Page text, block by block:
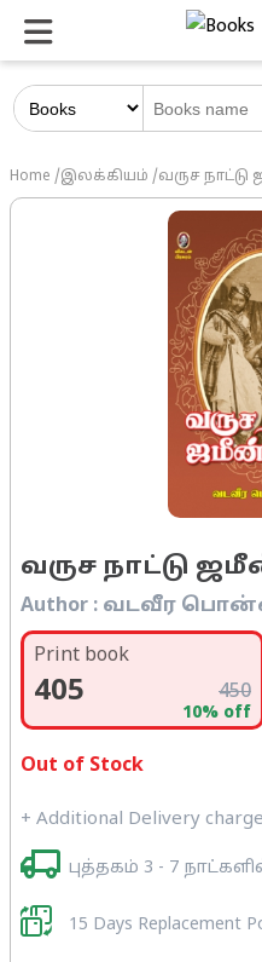
Home /இலக்கியம் /வருச
வருச நாட்டு
Author : வடவீர
Print book
405 450
10% off
Out of Stock
+ Additional Delivery
புத்தகம் 3 - 7
15 Days Replacement